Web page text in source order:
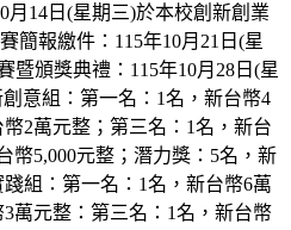
月14日(星期三)於本校創新創業
簡報繳件：115年10月21日(星
暨頒獎典禮：115年10月28日(星
意組：第一名：1名，新台幣4
2萬元整；第三名：1名，新台
幣5,000元整；潛力獎：5名，新
組：第一名：1名，新台幣6萬
萬元整：第三名：1名，新台幣